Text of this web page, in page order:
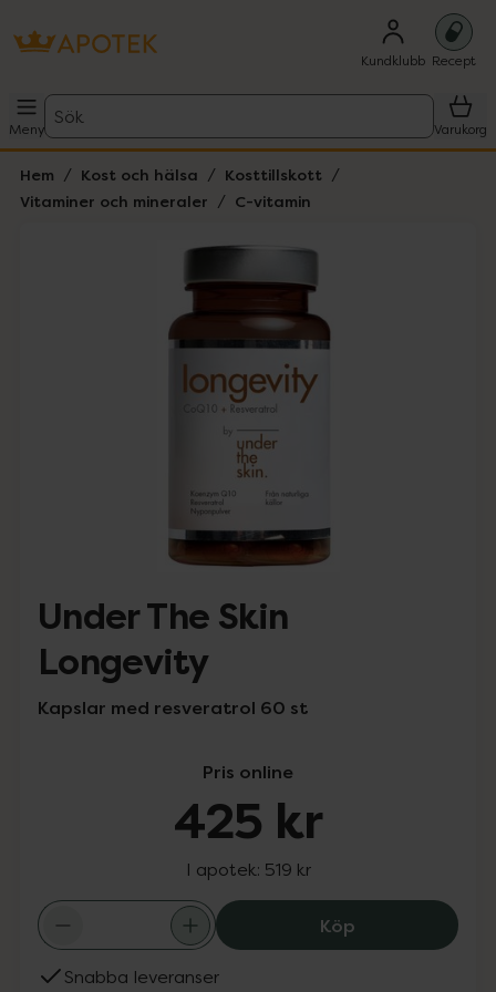
Kundklubb Recept
Meny
Sök
Varukorg
Hem Kost och hälsa
Kosttillskott
Vitaminer och mineraler
C-vitamin
Under The Skin
Longevity
Kapslar med resveratrol 60 st
Pris online
425 kr
I apotek: 519 kr
KöpUnder The
Snabba leveranser